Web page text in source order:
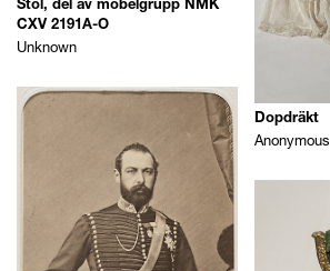
Dates
place...
Dopdräkt
Anonymous
Stol, del av möbelgrupp NMK
CXV 2191A-O
Unknown